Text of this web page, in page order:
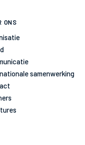
ONS
samenwerking